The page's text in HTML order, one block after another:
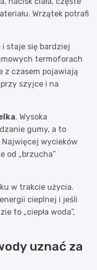
Wrzątek potrafi
i staje się bardziej
termoforach
z czasem pojawiają
szyjce i na
. Wysoka
gumy, a to
wycieków
od „brzucha”
w trakcie użycia.
cieplnej i jeśli
to „ciepła woda”,
uznać za